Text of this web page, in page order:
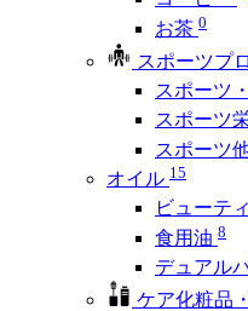
お茶 0
スポーツプロ
スポーツ
スポーツ
スポーツ
オイル 15
ビューテ
食用油 8
デュアル
ケア化粧品